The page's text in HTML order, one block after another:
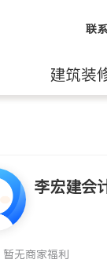
联
建筑装
李宏建会
暂无商家福利